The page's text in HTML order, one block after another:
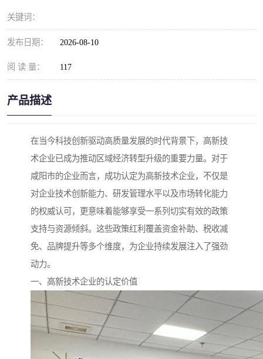
关键词：
发布日期： 2026-08-10
阅 读 量： 117
产品描述
在当今科技创新驱动高质量发展的时代背景下，高新技
术企业已成为推动区域经济转型升级的重要力量。对于
咸阳市的企业而言，成功认定为高新技术企业，不仅是
对企业技术创新能力、研发管理水平以及市场转化能力
的权威认可，更意味着能够享受一系列切实有效的政策
支持与资源倾斜。这些政策红利覆盖资金补助、税收减
免、品牌提升等多个维度，为企业持续发展注入了强劲
动力。
一、高新技术企业的认定价值